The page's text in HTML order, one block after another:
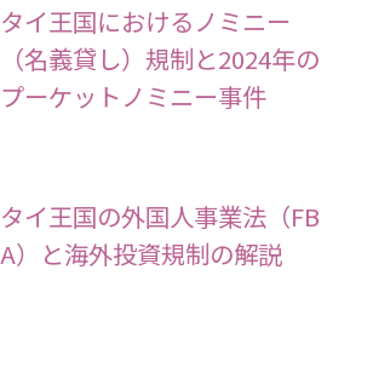
タイ王国におけるノミニー
（名義貸し）規制と2024年の
プーケットノミニー事件
タイ王国の外国人事業法（FB
A）と海外投資規制の解説